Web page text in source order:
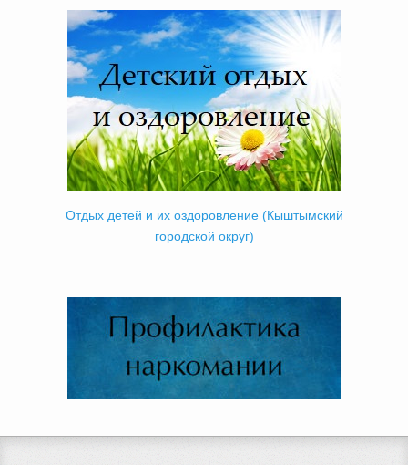
Отдых детей и их оздоровление (Кыштымский
городской округ)